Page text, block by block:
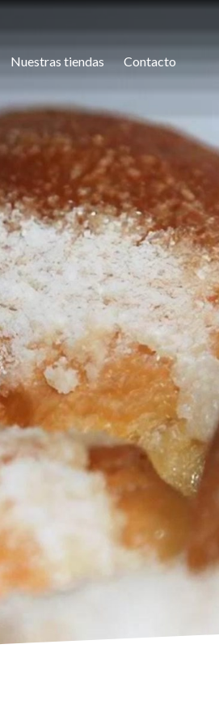
Nuestras tiendas Contacto